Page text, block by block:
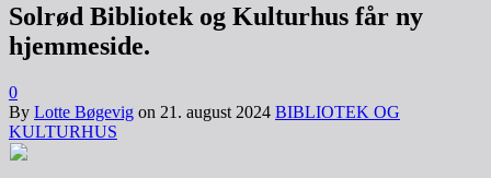
Solrød Bibliotek og Kulturhus får ny
hjemmeside.
0
By Lotte Bøgevig on 21. august 2024 BIBLIOTEK OG
KULTURHUS